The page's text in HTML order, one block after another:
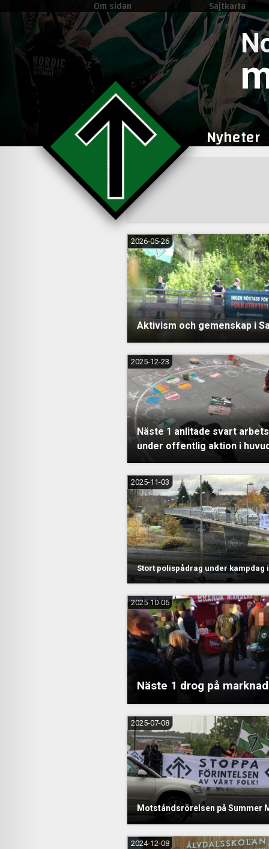
Om sidan Sajtkarta
Nyheter
Sidnumrering
för
inlägg
Aktivism och gemenskap i
2026-05-26
Näste 1 anlitade svart
under offentlig aktion i
2025-12-23
Stort polispådrag under kampdag i
2025-11-03
Näste 1 drog på marknad
2025-10-06
Motståndsrörelsen på Summer
2025-07-08
2024-12-08